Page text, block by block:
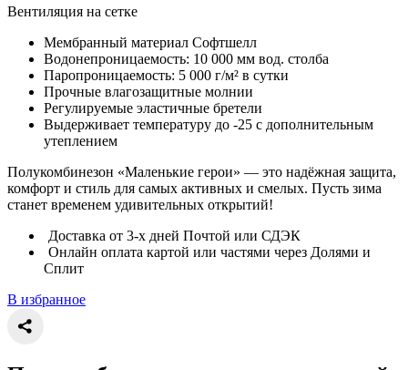
Вентиляция на сетке
Мембранный материал Софтшелл
Водонепроницаемость: 10 000 мм вод. столба
Паропроницаемость: 5 000 г/м² в сутки
Прочные влагозащитные молнии
Регулируемые эластичные бретели
Выдерживает температуру до -25 с дополнительным
утеплением
Полукомбинезон «Маленькие герои» — это надёжная защита,
комфорт и стиль для самых активных и смелых. Пусть зима
станет временем удивительных открытий!
Доставка от 3-х дней Почтой или СДЭК
Онлайн оплата картой или частями через Долями и
Сплит
В избранное